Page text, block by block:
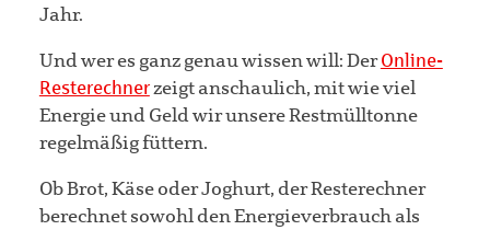
Jahr.
Und wer es ganz genau wissen will: DerOnline-
Resterechnerzeigt anschaulich, mit wie viel
Energie und Geld wir unsere Restmülltonne
regelmäßig füttern.
Ob Brot, Käse oder Joghurt, der Resterechner
berechnet sowohl den Energieverbrauch als